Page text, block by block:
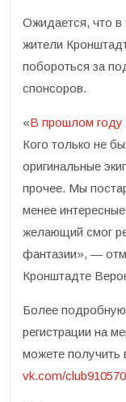
Ожидается, что в
жители
побороться за
спонсоров.
«В прошлом году
Кого только не
оригинальные
прочее. Мы
менее
желающий смог
фантазии», —
Кронштадте
Более
регистрации на
можете получить
vk.com/